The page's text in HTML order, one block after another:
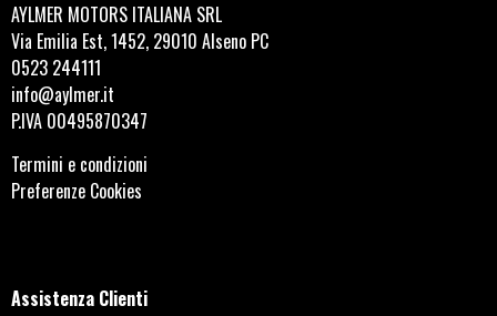
AYLMER MOTORS ITALIANA SRL
Via Emilia Est, 1452, 29010 Alseno PC
0523 244111
info@aylmer.it
P.IVA 00495870347
Termini e condizioni
Preferenze Cookies
Assistenza Clienti